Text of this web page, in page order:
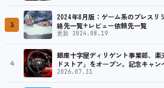
3
2024年8月版：ゲーム系のプレスリ
絡先一覧+レビュー依頼先一覧
更新 2024.08.19
4
銀座十字屋ディリゲント事業部、
ドストア」をオープン。記念キャ
ング／フライトシム向けコントロー
2026.07.31